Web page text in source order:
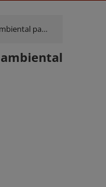
utopías.